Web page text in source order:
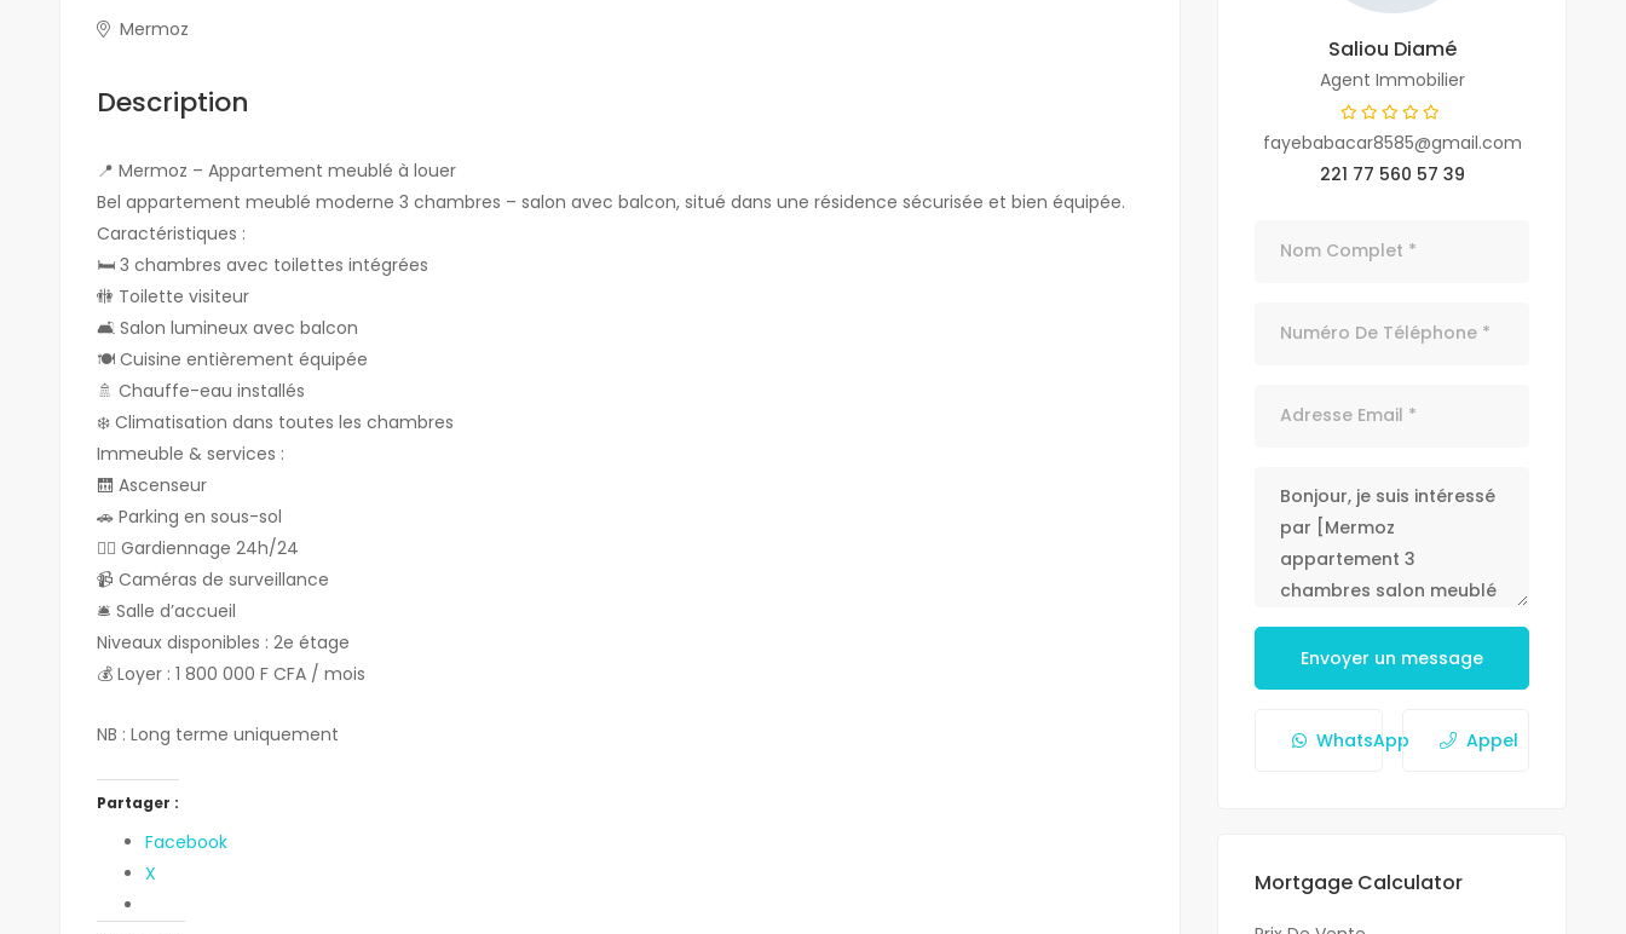
Mermoz
Description
📍 Mermoz – Appartement meublé à louer
Bel appartement meublé moderne 3 chambres – salon avec balcon, situé dans une résidence sécurisée et bien équipée.
Caractéristiques :
🛏 3 chambres avec toilettes intégrées
🚻 Toilette visiteur
🛋 Salon lumineux avec balcon
🍽 Cuisine entièrement équipée
🚿 Chauffe-eau installés
❄️ Climatisation dans toutes les chambres
Immeuble & services :
🛗 Ascenseur
🚗 Parking en sous-sol
👮‍♂️ Gardiennage 24h/24
📹 Caméras de surveillance
🛎 Salle d’accueil
Niveaux disponibles : 2e étage
💰 Loyer : 1 800 000 F CFA / mois
NB : Long terme uniquement
Partager :
Facebook
X
Saliou Diamé
Agent Immobilier
fayebabacar8585@gmail.com
221 77 560 57 39
Envoyer un message
WhatsApp Appel
Mortgage Calculator